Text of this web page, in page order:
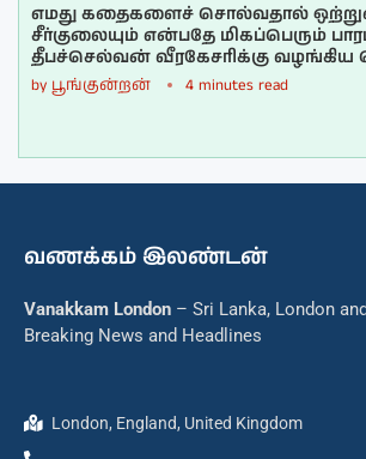
எமது கதைகளைச் சொல்வதால்
சீர்குலையும் என்பதே மிகப்பெரும்
தீபச்செல்வன் வீரகேசரிக்கு வழங்கிய
by பூங்குன்றன் 4 minutes read
வணக்கம் இலண்டன்
Vanakkam London – Sri Lanka, London
Breaking News and Headlines
London, England, United Kingdom